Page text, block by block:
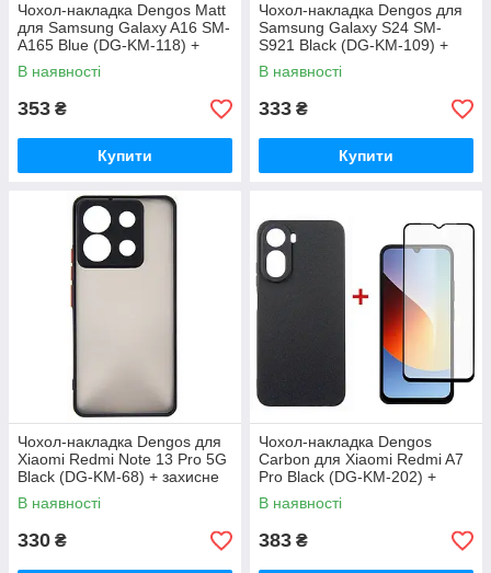
Чохол-накладка Dengos Matt
для Samsung Galaxy A16 SM-
A165 Blue (DG-KM-118) +
захисне скло
В наявності
353 ₴
Купити
Чохол-накладка Dengos для
Samsung Galaxy S24 SM-
S921 Black (DG-KM-109) +
захисне скло
В наявності
333 ₴
Купити
Чохол-накладка Dengos для
Xiaomi Redmi Note 13 Pro 5G
Black (DG-KM-68) + захисне
скло
В наявності
330 ₴
Чохол-накладка Dengos
Carbon для Xiaomi Redmi A7
Pro Black (DG-KM-202) +
захисне скло
В наявності
383 ₴